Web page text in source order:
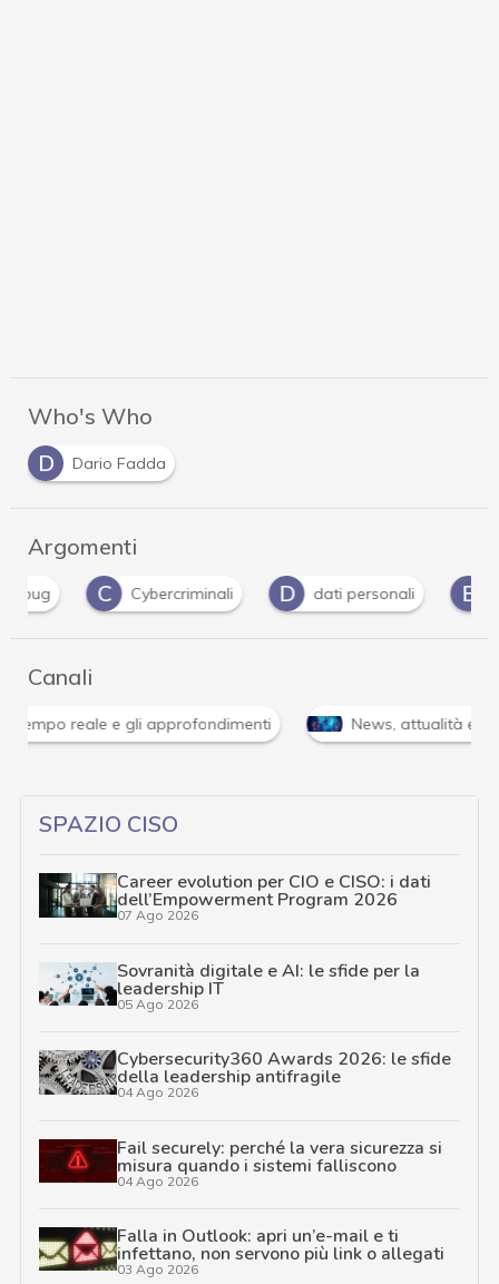
Who's Who
D
Dario Fadda
Argomenti
C
Cybercriminali D dati personali E
Canali
Attacchi hacker e Malware: le ultime news in tempo
SPAZIO CISO
Career evolution per CIO e CISO: i dati
dell’Empowerment Program 2026
07 Ago 2026
Sovranità digitale e AI: le sfide per la
leadership IT
05 Ago 2026
Cybersecurity360 Awards 2026: le sfide
della leadership antifragile
04 Ago 2026
Fail securely: perché la vera sicurezza si
misura quando i sistemi falliscono
04 Ago 2026
Falla in Outlook: apri un’e-mail e ti
infettano, non servono più link o allegati
03 Ago 2026